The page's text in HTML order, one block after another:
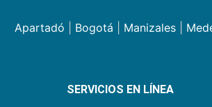
Apartadó Bogotá Manizales|
SERVICIOS EN LÍNEA